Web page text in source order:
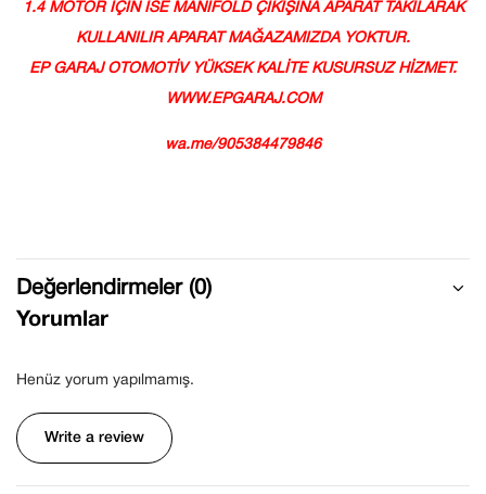
1.4 MOTOR İÇİN İSE MANİFOLD ÇIKIŞINA APARAT TAKILARAK
KULLANILIR APARAT MAĞAZAMIZDA YOKTUR.
EP GARAJ OTOMOTİV YÜKSEK KALİTE KUSURSUZ HİZMET.
WWW.EPGARAJ.COM
wa.me/905384479846
Değerlendirmeler (0)
Yorumlar
Henüz yorum yapılmamış.
Write a review